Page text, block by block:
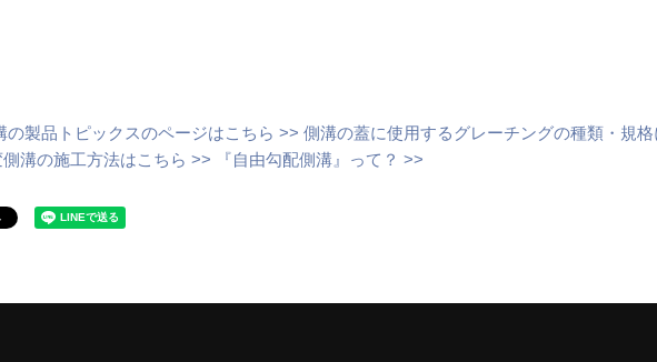
の製品トピックスのページはこちら >> 側溝の蓋に使用するグレーチングの種類・規
溝の施工方法はこちら >> 『自由勾配側溝』って？ >>